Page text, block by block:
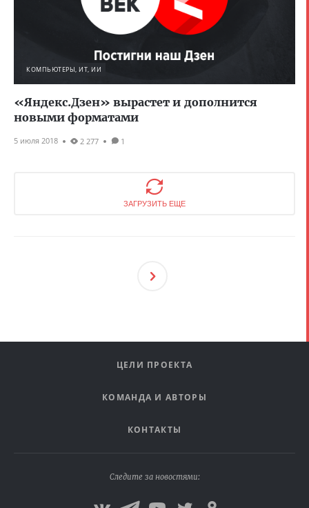
КОМПЬЮТЕРЫ, ИТ, ИИ
«Яндекс.Дзен» вырастет и дополнится
новыми форматами
5 июля 2018 2 277 1
ЗАГРУЗИТЬ ЕЩЕ
Ующ
ЦЕЛИ ПРОЕКТА
КОМАНДА И АВТОРЫ
КОНТАКТЫ
Следите за новостями: